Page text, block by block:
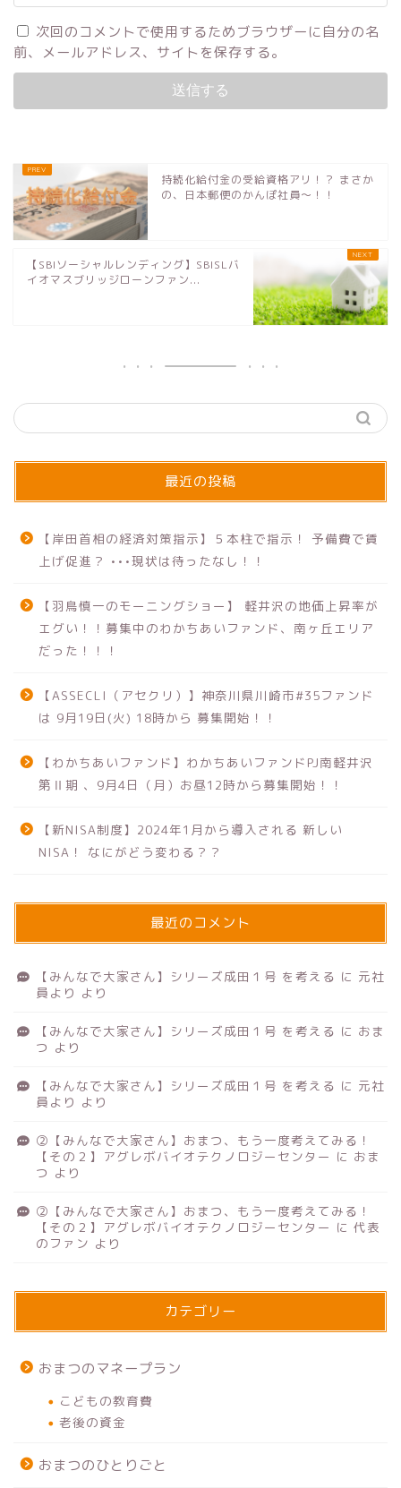
次回のコメントで使用するためブラウザーに自分の名
前、メールアドレス、サイトを保存する。
持続化給付金の受給資格アリ！？ まさか
の、日本郵便のかんぽ社員〜！！
【SBIソーシャルレンディング】SBISLバ
イオマスブリッジローンファン...
最近の投稿
【岸田首相の経済対策指示】５本柱で指示！ 予備費で賃
上げ促進？ •••現状は待ったなし！！
【羽鳥慎一のモーニングショー】 軽井沢の地価上昇率が
エグい！！募集中のわかちあいファンド、南ヶ丘エリア
だった！！！
【ASSECLI（アセクリ）】神奈川県川崎市#35ファンド
は 9月19日(火) 18時から 募集開始！！
【わかちあいファンド】わかちあいファンドPJ南軽井沢
第Ⅱ期 、9月4日（月）お昼12時から募集開始！！
【新NISA制度】2024年1月から導入される 新しい
NISA！ なにがどう変わる？？
最近のコメント
【みんなで大家さん】シリーズ成田１号 を考える に 元社
員より より
【みんなで大家さん】シリーズ成田１号 を考える に おま
つ より
【みんなで大家さん】シリーズ成田１号 を考える に 元社
員より より
②【みんなで大家さん】おまつ、もう一度考えてみる！
【その２】アグレボバイオテクノロジーセンター に おま
つ より
②【みんなで大家さん】おまつ、もう一度考えてみる！
【その２】アグレボバイオテクノロジーセンター に 代表
のファン より
カテゴリー
おまつのマネープラン
こどもの教育費
老後の資金
おまつのひとりごと